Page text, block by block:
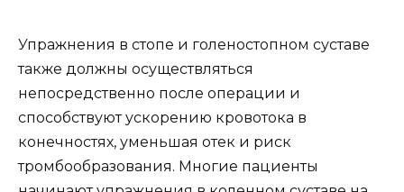
Упражнения в стопе и голеностопном суставе
также должны осуществляться
непосредственно после операции и
способствуют ускорению кровотока в
конечностях, уменьшая отек и риск
тромбообразования. Многие пациенты